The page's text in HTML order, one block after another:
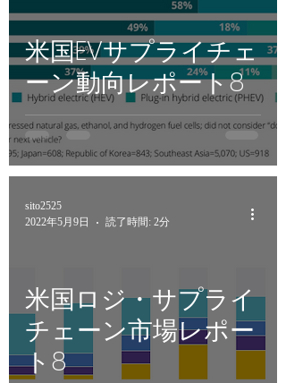
米国EVサプライチェ
ーン動向レポート8
米国ロジ・サプライ
チェーン市場レポー
ト8
sito2525
2022年5月9日
読了時間: 2分